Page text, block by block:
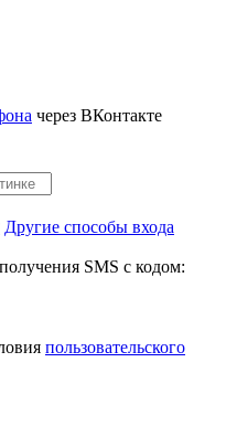
через ВКонтакте
Другие способы входа
SMS с кодом:
пользовательского